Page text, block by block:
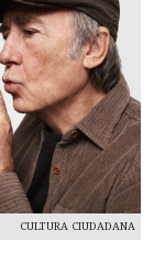
CULTURA CIUDADANA